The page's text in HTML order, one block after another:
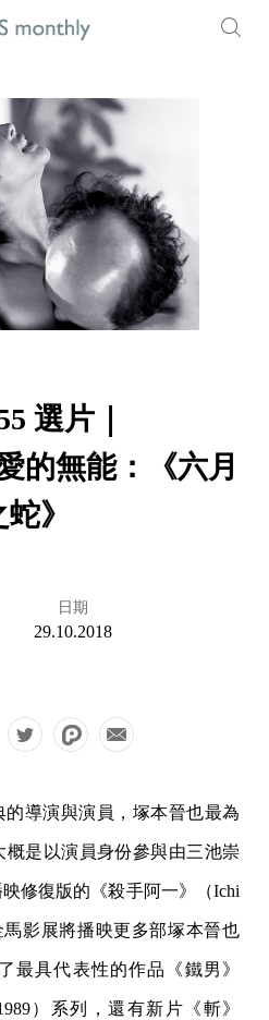
選片｜
的無能：《六月
》
日期
29.10.2018
的導演與演員，塚本晉也最為
概是以演員身份參與由三池崇
修復版的《殺手阿一》（Ichi
馬影展將播映更多部塚本晉也
最具代表性的作品《鐵男》
）系列，還有新片《斬》